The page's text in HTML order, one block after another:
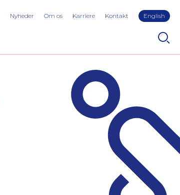
Nyheder Om os Karriere Kontakt English